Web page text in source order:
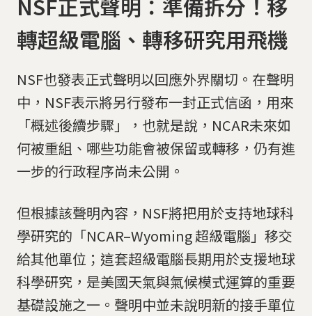
NSF正式聲明：準備拆分！移
轉超級電腦、轉移研究用飛機
NSF也發表正式聲明以回應外界關切。在聲明
中，NSF表示將另行發布一封正式信函，用來
「概述後續步驟」，也就是說，NCAR未來如
何被重組、哪些功能會被保留或轉移，仍有進
一步的行政程序尚未公開。
但根據該聲明內容，NSF將把用於支持地球科
學研究的「NCAR–Wyoming 超級電腦」移交
給其他單位；這套超級電腦長期用於支援地球
科學研究，是美國天氣與氣候模式運算的重要
基礎設施之一。聲明中並未說明新的接手單位